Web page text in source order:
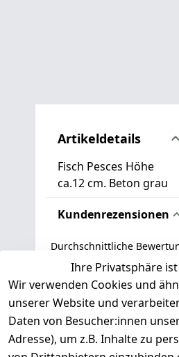
Artikeldetails
Fisch Pesces Höhe
ca.12 cm. Beton grau
Kundenrezensionen
Durchschnittliche
0
Basierend auf 0 Bewertung(en)
Bewertung abgeben
5
Ihre Privatsphäre
Wir verwenden Cookies und
unserer Website und
Daten von Besucher:innen
Adresse), um z.B. Inhalte zu